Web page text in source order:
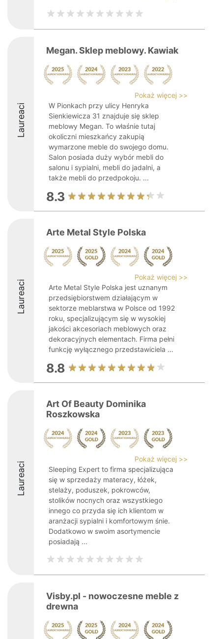
Laureaci
Megan. Sklep meblowy. Kawiak
Pokaż więcej >>
W Pionkach przy ulicy Henryka
Sienkiewicza 31 znajduje się sklep
meblowy Megan. To właśnie tutaj
okoliczni mieszkańcy zakupią
wymarzone meble do swojego domu.
Salon posiada duży wybór mebli do
salonu i sypialni, mebli do jadalni, a
także mebli do przedpokoju. ...
8.3
Laureaci
Arte Metal Style Polska
Pokaż więcej >>
Arte Metal Style Polska jest uznanym
przedsiębiorstwem działającym w
sektorze meblarstwa w Polsce od 1992
roku, specjalizującym się w wysokiej
jakości akcesoriach meblowych oraz
dekoracyjnych elementach. Firma pełni
funkcję wyłącznego przedstawiciela ...
8.8
Laureaci
Art Of Beauty Dominika
Roszkowska
Pokaż więcej >>
Sleeping Expert to firma specjalizująca
się w sprzedaży materacy, łóżek,
stelaży, poduszek, pokrowców,
stolików nocnych oraz wszystkiego
innego co przyda się ich klientom w
aranżacji sypialni i komfortowym śnie.
Dodatkowo w swoim asortymencie
posiadają ...
Visby.pl - nowoczesne meble z
drewna